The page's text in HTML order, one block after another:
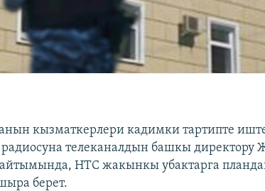
кызматкерлери кадимки тартипте
радиосуна телеканалдын башкы директору
НТС жакынкы убактарга
берет.